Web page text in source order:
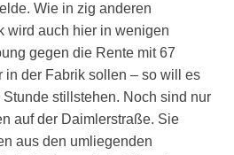
Wie in zig anderen
wird auch hier in wenigen
gegen die Rente mit 67
in der Fabrik sollen – so will es
stillstehen. Noch sind nur
auf der Daimlerstraße. Sie
aus den umliegenden